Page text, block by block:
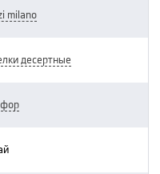
milano
десертные